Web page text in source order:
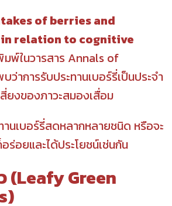
of berries and
relation to cognitive
พ์ในวารสาร Annals of
าการรับประทานเบอร์รี่เป็นประจำ
ยงของภาวะสมองเสื่อม
านเบอร์รี่สดหลากหลายชนิด หรือจะ
ร่อยและได้ประโยชน์เช่นกัน
(Leafy Green